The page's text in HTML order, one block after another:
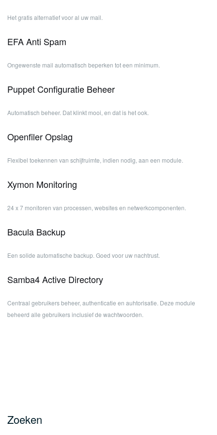
Het gratis alternatief voor al uw mail.
EFA Anti Spam
Ongewenste mail automatisch beperken tot een minimum.
Puppet Configuratie Beheer
Automatisch beheer. Dat klinkt mooi, en dat is het ook.
Openfiler Opslag
Flexibel toekennen van schijfruimte, indien nodig, aan een module.
Xymon Monitoring
24 x 7 monitoren van processen, websites en netwerkcomponenten.
Bacula Backup
Een solide automatische backup. Goed voor uw nachtrust.
Samba4 Active Directory
Centraal gebruikers beheer, authenticatie en auhtorisatie. Deze module
beheerd alle gebruikers inclusief de wachtwoorden.
Zoeken